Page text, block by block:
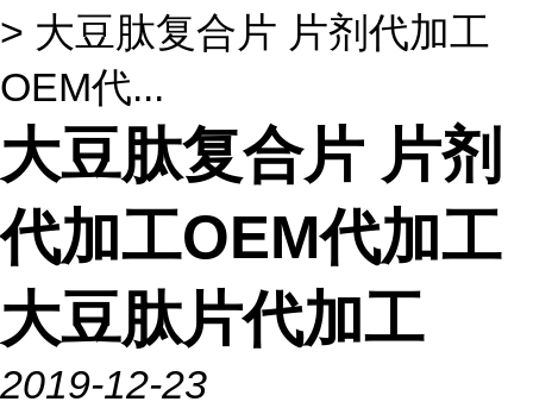
> 大豆肽复合片 片剂代加工
OEM代...
大豆肽复合片 片剂
代加工OEM代加工
大豆肽片代加工
2019-12-23